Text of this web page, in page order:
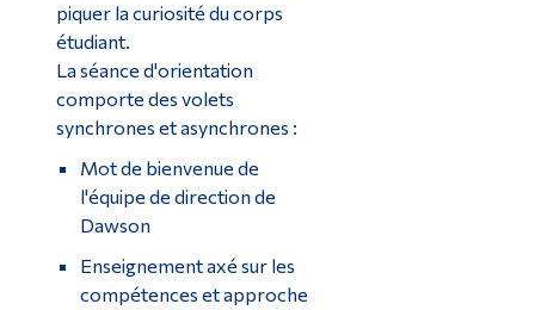
piquer la curiosité du corps
étudiant.
La séance d'orientation
comporte des volets
synchrones et asynchrones :
Mot de bienvenue de
l'équipe de direction de
Dawson
Enseignement axé sur les
compétences et approche